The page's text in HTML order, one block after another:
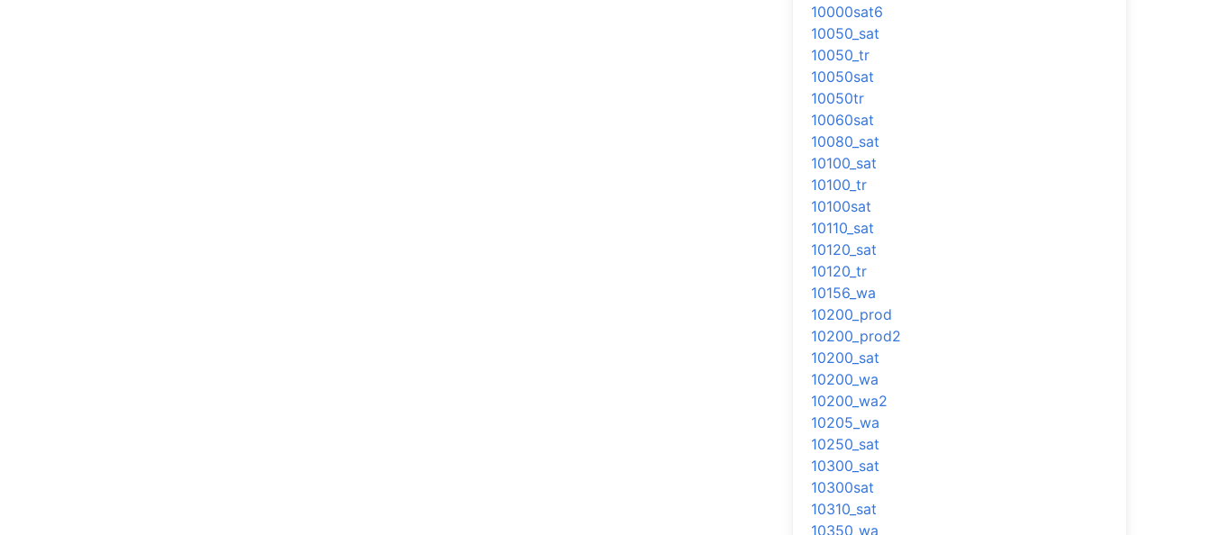
10000sat6
10050_sat
10050_tr
10050sat
10050tr
10060sat
10080_sat
10100_sat
10100_tr
10100sat
10110_sat
10120_sat
10120_tr
10156_wa
10200_prod
10200_prod2
10200_sat
10200_wa
10200_wa2
10205_wa
10250_sat
10300_sat
10300sat
10310_sat
10350_wa